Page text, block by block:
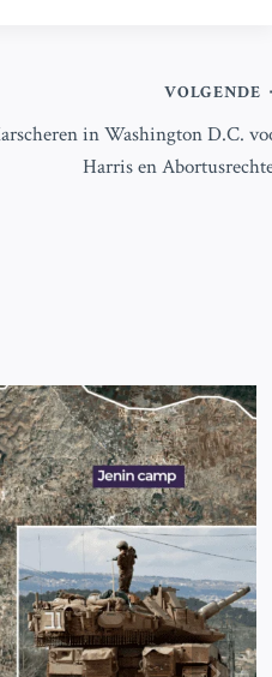
VOLGENDE
in Washington D.C.
Harris en